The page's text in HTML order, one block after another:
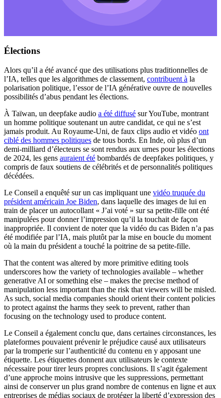
Élections
Alors qu’il a été avancé que des utilisations plus traditionnelles de
l’IA, telles que les algorithmes de classement, contribuent à la
polarisation politique, l’essor de l’IA générative ouvre de nouvelles
possibilités d’abus pendant les élections.
À Taïwan, un deepfake audio a été diffusé sur YouTube, montrant
un homme politique soutenant un autre candidat, ce qui ne s’est
jamais produit. Au Royaume-Uni, de faux clips audio et vidéo ont
ciblé des hommes politiques de tous bords. En Inde, où plus d’un
demi-milliard d’électeurs se sont rendus aux urnes pour les élections
de 2024, les gens auraient été bombardés de deepfakes politiques, y
compris de faux soutiens de célébrités et de personnalités politiques
décédées.
Le Conseil a enquêté sur un cas impliquant une vidéo truquée du
président américain Joe Biden, dans laquelle des images de lui en
train de placer un autocollant « J’ai voté » sur sa petite-fille ont été
manipulées pour donner l’impression qu’il la touchait de façon
inappropriée. Il convient de noter que la vidéo du cas Biden n’a pas
été modifiée par l’IA, mais plutôt par la mise en boucle du moment
où la main du président a touché la poitrine de sa petite-fille.
That the content was altered by more primitive editing tools
underscores how the variety of technologies available – whether
generative AI or something else – makes the precise method of
manipulation less important than the risk that viewers will be misled.
As such, social media companies should orient their content policies
to protect against the harms they seek to prevent, rather than
focusing on the technology used to produce content.
Le Conseil a également conclu que, dans certaines circonstances, les
plateformes pouvaient prévenir le préjudice causé aux utilisateurs
par la tromperie sur l’authenticité du contenu en y apposant une
étiquette. Les étiquettes donnent aux utilisateurs le contexte
nécessaire pour tirer leurs propres conclusions. Il s’agit également
d’une approche moins intrusive que les suppressions, permettant
ainsi de conserver un plus grand nombre de contenus en ligne et aux
entreprises de médias sociaux de protéger la liberté d’expression des